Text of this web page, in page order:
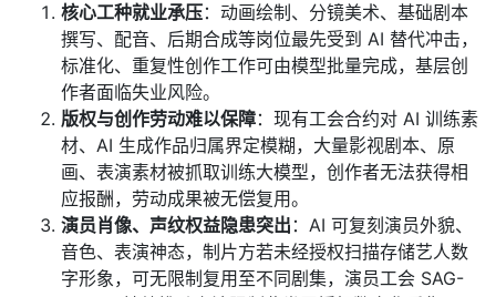
核心工种就业承压：动画绘制、分镜美术、基础剧本
撰写、配音、后期合成等岗位最先受到 AI 替代冲击，
标准化、重复性创作工作可由模型批量完成，基层创
作者面临失业风险。
版权与创作劳动难以保障：现有工会合约对 AI 训练素
材、AI 生成作品归属界定模糊，大量影视剧本、原
画、表演素材被抓取训练大模型，创作者无法获得相
应报酬，劳动成果被无偿复用。
演员肖像、声纹权益隐患突出 ：AI 可复刻演员外貌、
音色、表演神态，制片方若未经授权扫描存储艺人数
字形象，可无限制复用至不同剧集，演员工会 SAG-